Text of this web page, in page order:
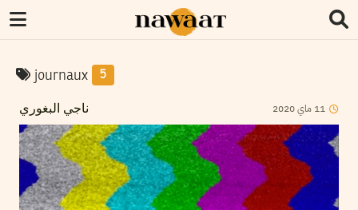
journaux 5
ناجي البغوري 11 ماي2020